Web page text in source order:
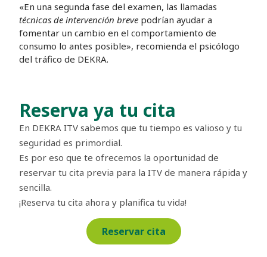
«En una segunda fase del examen, las llamadas
técnicas de intervención breve podrían ayudar a
fomentar un cambio en el comportamiento de
consumo lo antes posible», recomienda el psicólogo
del tráfico de DEKRA.
Reserva ya tu cita
En DEKRA ITV sabemos que tu tiempo es valioso y tu
seguridad es primordial.
Es por eso que te ofrecemos la oportunidad de
reservar tu cita previa para la ITV de manera rápida y
sencilla.
¡Reserva tu cita ahora y planifica tu vida!
Reservar cita